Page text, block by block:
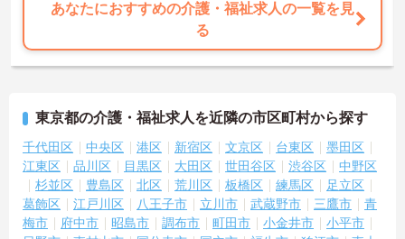
あなたにおすすめの介護・福祉求人の一覧を見
る
東京都の介護・福祉求人を近隣の市区町村から探す
千代田区 中央区 港区 新宿区 文京区 台東区
墨田区
江東区
品川区 目黒区 大田区 世田谷区 渋谷区
中野区
杉並区
豊島区 北区 荒川区 板橋区 練馬区
足立区
葛飾区
江戸川区 八王子市 立川市 武蔵野市 三鷹市
青
梅市
府中市 昭島市 調布市 町田市 小金井市
小平市